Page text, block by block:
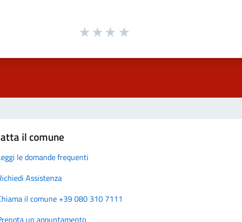
il comune
le domande frequenti
Assistenza
il comune +39 080 310 7111
un appuntamento